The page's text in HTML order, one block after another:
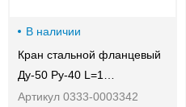
В наличии
Кран стальной фланцевый
Ду-50 Ру-40 L=1…
Артикул 0333-0003342